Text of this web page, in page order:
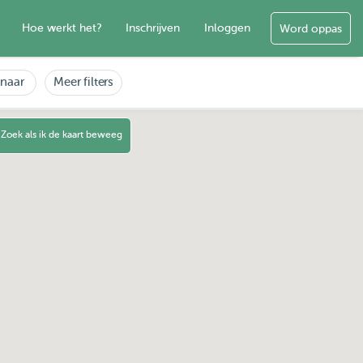
Hoe werkt het? Inschrijven Inloggen Word oppas
Meer filters
Zoek als ik de kaart beweeg